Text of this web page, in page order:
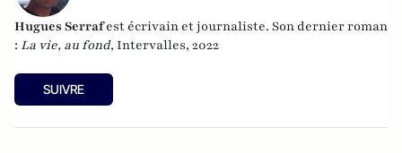
Hugues Serrafest écrivain et journaliste. Son dernier roman
: La vie, au fond, Intervalles, 2022
SUIVRE